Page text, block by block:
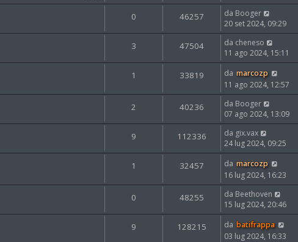
0 46257 da Booger
20 set 2024, 09:29
3 47504 da cheneso
11 ago 2024, 15:11
1 33819 da marcozp
11 ago 2024, 12:57
2 40236 da Booger
07 ago 2024, 13:09
9 112336 da gix.vax
24 lug 2024, 09:25
1 32457 da marcozp
16 lug 2024, 16:23
0 48255 da Beethoven
15 lug 2024, 20:46
9 128215 da batifrappa
03 lug 2024, 16:33